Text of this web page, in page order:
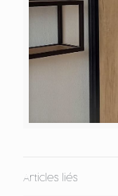
Articles liés